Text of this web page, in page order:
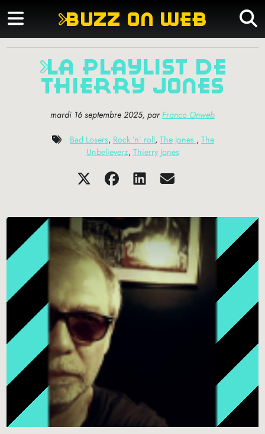
buzz on web
la playlist de
thierry jones
mardi 16 septembre 2025, parFranco Onweb
Bad Losers, Rock ’n’ roll, The Jones , The
Unbelieverz, Thierry Jones